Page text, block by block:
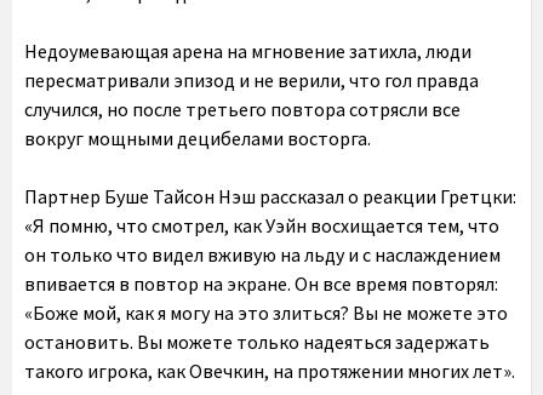
Недоумевающая арена на мгновение затихла, люди
пересматривали эпизод и не верили, что гол правда
случился, но после третьего повтора сотрясли все
вокруг мощными децибелами восторга.
Партнер Буше Тайсон Нэш рассказал о реакции Гретцки:
«Я помню, что смотрел, как Уэйн восхищается тем, что
он только что видел вживую на льду и с наслаждением
впивается в повтор на экране. Он все время повторял:
«Боже мой, как я могу на это злиться? Вы не можете это
остановить. Вы можете только надеяться задержать
такого игрока, как Овечкин, на протяжении многих лет».